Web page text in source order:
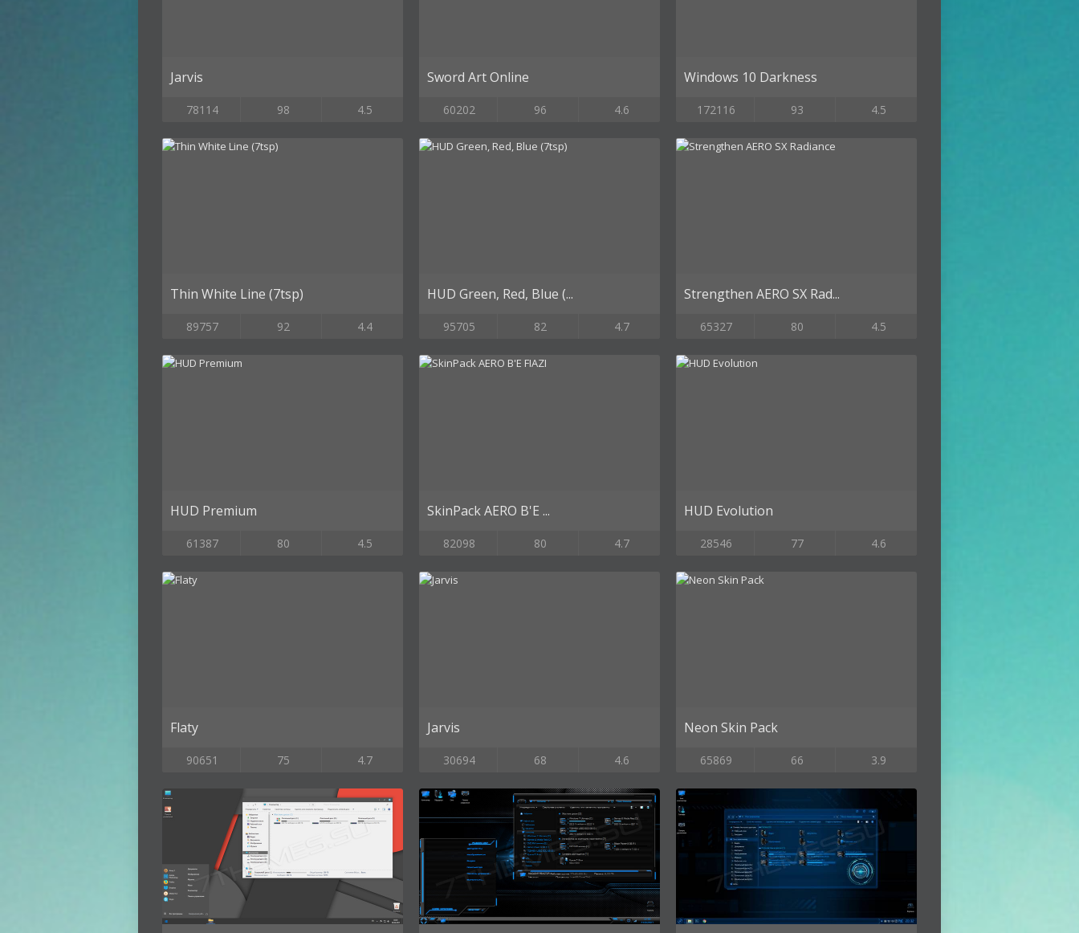
Jarvis
78114 98 4.5
Sword Art Online
60202 96 4.6
Windows 10 Darkness
172116 93 4.5
Thin White Line (7tsp)
89757 92 4.4
HUD Green, Red, Blue (...
95705 82 4.7
Strengthen AERO SX Rad...
65327 80 4.5
HUD Premium
61387 80 4.5
SkinPack AERO B'E ...
82098 80 4.7
HUD Evolution
28546 77 4.6
Flaty
90651 75 4.7
Jarvis
30694 68 4.6
Neon Skin Pack
65869 66 3.9